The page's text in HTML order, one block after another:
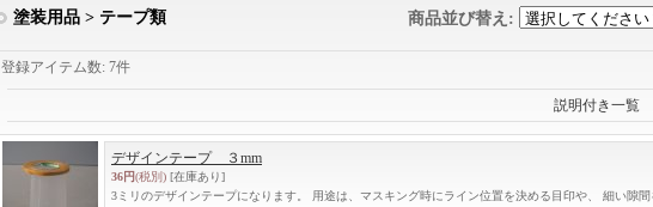
塗装用品 > テープ類 商品並び替え :
登録アイテム数: 7件
説明付き一覧
デザインテープ ３mm
36円(税別) [在庫あり]
3ミリのデザインテープになります。 用途は、マスキング時にライン位置を決める目印や、 細い隙